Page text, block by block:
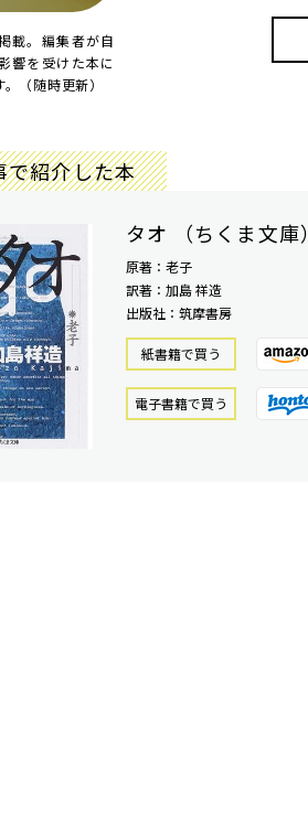
載。編集者が自
響を受けた本に
（随時更新）
で紹介した本
タオ （ちくま文庫）
原著：老子
訳著：加島 祥造
出版社：筑摩書房
紙書籍で買う
電⼦書籍で買う